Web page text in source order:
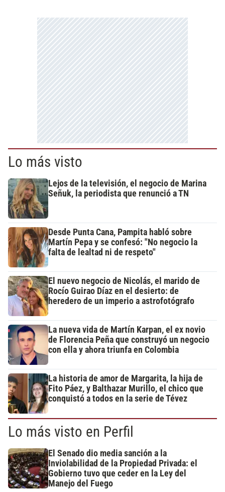
Lo más visto
Lejos de la televisión, el negocio de Marina
Señuk, la periodista que renunció a TN
Desde Punta Cana, Pampita habló sobre
Martín Pepa y se confesó: "No negocio la
falta de lealtad ni de respeto"
El nuevo negocio de Nicolás, el marido de
Rocío Guirao Díaz en el desierto: de
heredero de un imperio a astrofotógrafo
La nueva vida de Martín Karpan, el ex novio
de Florencia Peña que construyó un negocio
con ella y ahora triunfa en Colombia
La historia de amor de Margarita, la hija de
Fito Páez, y Balthazar Murillo, el chico que
conquistó a todos en la serie de Tévez
Lo más visto en Perfil
El Senado dio media sanción a la
Inviolabilidad de la Propiedad Privada: el
Gobierno tuvo que ceder en la Ley del
Manejo del Fuego